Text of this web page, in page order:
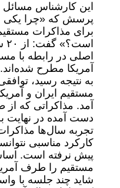
این کارشناس مسائل
پرسش که «چرا یکی
برای مذاکرات
اصلی در رابطه با
آمریکا مطرح
به نتیجه رسید،
مستقیم ایران و
آمد. مذاکراتی که
دست آمده در نهایت
تجربه سال‌ها
کارکرد مناسبی
پیش نرفته است.
مستقیم را طرف
شاید چند جلسه با